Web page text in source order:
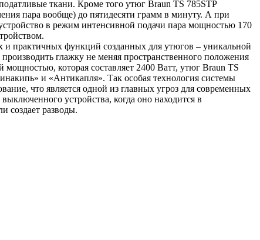
ткани. Кроме того утюг Braun TS 785STP
пара вообще) до пятидесяти грамм в минуту. А при
в режим интенсивной подачи пара мощностью 170
и практичных функций созданных для утюгов – уникальной
глажку не меняя пространственного положения
которая составляет 2400 Ватт, утюг Braun TS
и «Антикапля». Так особая технология системы
что является одной из главных угроз для современных
устройства, когда оно находится в
создает разводы.